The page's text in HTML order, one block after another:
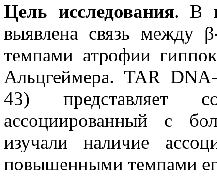
Цель исследования. В
выявлена связь между
темпами атрофии
Альцгеймера. TAR
43) представляет
ассоциированный с
изучали наличие
повышенными темпами